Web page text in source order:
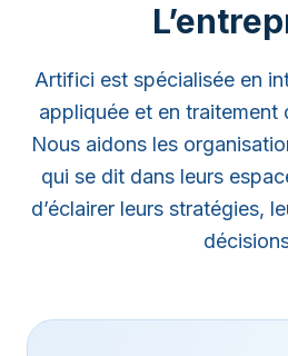
Artifici est spécialisée en
appliquée et en traitement
Nous aidons les
qui se dit dans leurs
d’éclairer leurs stratégies,